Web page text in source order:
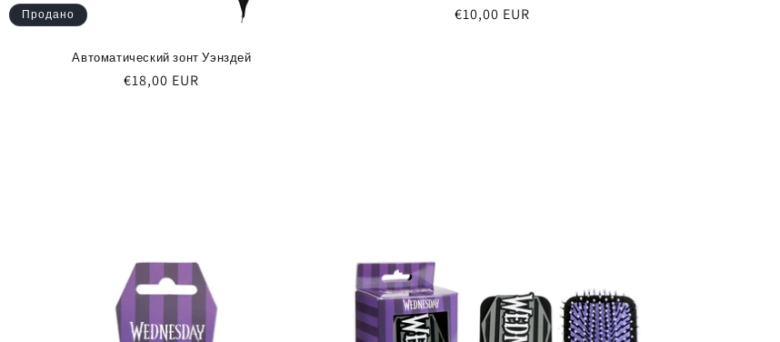
Продано
Автоматический зонт Уэнздей
Обычная
€18,00 EUR
Обычная
€10,00 EUR